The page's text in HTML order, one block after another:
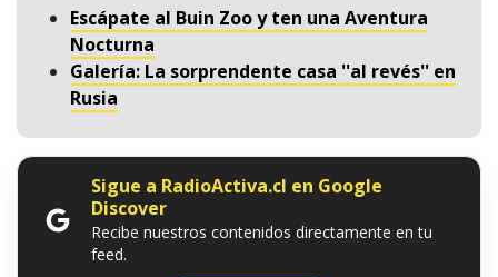
Escápate al Buin Zoo y ten una Aventura
Nocturna
Galería: La sorprendente casa ''al revés'' en
Rusia
Sigue a RadioActiva.cl en Google
Discover
Recibe nuestros contenidos directamente en tu
feed.